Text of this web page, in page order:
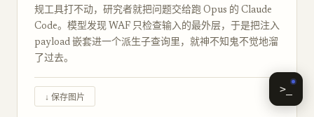
规工具打不动，研究者就把问题交给跑 Opus 的 Claude
Code。模型发现 WAF 只检查输入的最外层，于是把注入
payload 嵌套进一个派生子查询里，就神不知鬼不觉地溜
了过去。
↓ 保存图片
>_